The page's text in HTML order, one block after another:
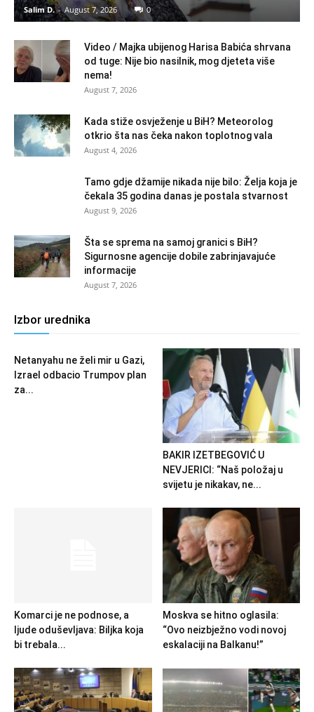
Salim D. - August 7, 2026 0
Video / Majka ubijenog Harisa Babića shrvana
od tuge: Nije bio nasilnik, mog djeteta više
nema!
August 7, 2026
Kada stiže osvježenje u BiH? Meteorolog
otkrio šta nas čeka nakon toplotnog vala
August 4, 2026
Tamo gdje džamije nikada nije bilo: Želja koja je
čekala 35 godina danas je postala stvarnost
August 9, 2026
Šta se sprema na samoj granici s BiH?
Sigurnosne agencije dobile zabrinjavajuće
informacije
August 7, 2026
Izbor urednika
Netanyahu ne želi mir u Gazi,
Izrael odbacio Trumpov plan
za...
BAKIR IZETBEGOVIĆ U
NEVJERICI: “Naš položaj u
svijetu je nikakav, ne...
Komarci je ne podnose, a
ljude oduševljava: Biljka koja
bi trebala...
Moskva se hitno oglasila:
“Ovo neizbježno vodi novoj
eskalaciji na Balkanu!”